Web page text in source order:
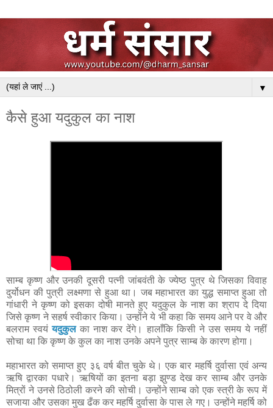
▼
कैसे हुआ यदुकुल का नाश
साम्ब कृष्ण और उनकी दूसरी पत्नी जांबवंती के ज्येष्ठ पुत्र थे जिसका विवाह
दुर्योधन की पुत्री लक्ष्मणा से हुआ था। जब महाभारत का युद्ध समाप्त हुआ तो
गांधारी ने कृष्ण को इसका दोषी मानते हुए यदुकुल के नाश का श्राप दे दिया
जिसे कृष्ण ने सहर्ष स्वीकार किया। उन्होंने ये भी कहा कि समय आने पर वे और
बलराम स्वयंयदुकुलका नाश कर देंगे। हालाँकि किसी ने उस समय ये नहीं
सोचा था कि कृष्ण के कुल का नाश उनके अपने पुत्र साम्ब के कारण होगा।
महाभारत को समाप्त हुए ३६ वर्ष बीत चुके थे। एक बार महर्षि दुर्वासा एवं अन्य
ऋषि द्वारका पधारे। ऋषियों का इतना बड़ा झुण्ड देख कर साम्ब और उनके
मित्रों ने उनसे ठिठोली करने की सोची। उन्होंने साम्ब को एक स्त्री के रूप में
सजाया और उसका मुख ढँक कर महर्षि दुर्वासा के पास ले गए। उन्होंने महर्षि को